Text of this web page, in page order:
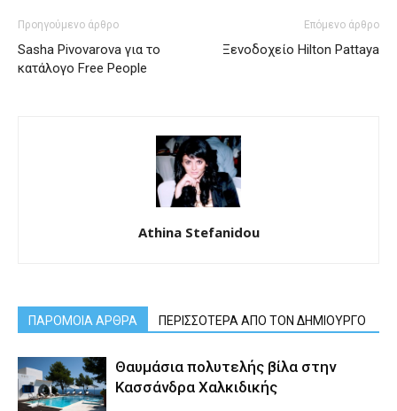
Προηγούμενο άρθρο
Sasha Pivovarova για το
κατάλογο Free People
Επόμενο άρθρο
Ξενοδοχείο Hilton Pattaya
Athina Stefanidou
ΠΑΡΟΜΟΙΑ ΑΡΘΡΑ ΠΕΡΙΣΣΟΤΕΡΑ ΑΠΟ ΤΟΝ ΔΗΜΙΟΥΡΓΟ
Θαυμάσια πολυτελής βίλα στην
Κασσάνδρα Χαλκιδικής